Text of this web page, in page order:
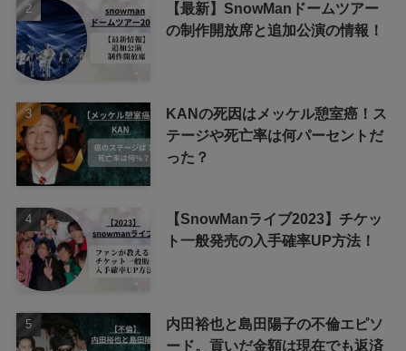
【最新】SnowManドームツアー
の制作開放席と追加公演の情報！
KANの死因はメッケル憩室癌！ス
テージや死亡率は何パーセントだ
った？
【SnowManライブ2023】チケッ
ト一般発売の入手確率UP方法！
内田裕也と島田陽子の不倫エピソ
ード。貢いだ金額は現在でも返済